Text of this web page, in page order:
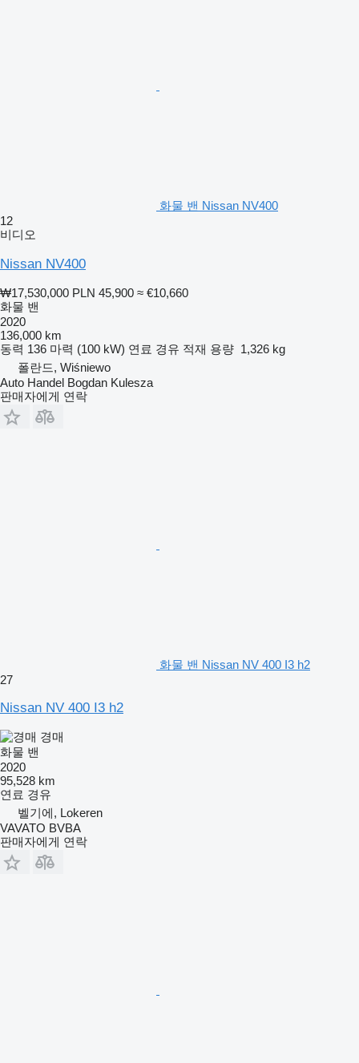
화물 밴 Nissan NV400
12
비디오
Nissan NV400
₩17,530,000 PLN 45,900 ≈ €10,660
화물 밴
2020
136,000 km
동력 136 마력 (100 kW) 연료 경유 적재 용량 1,326 kg
폴란드, Wiśniewo
Auto Handel Bogdan Kulesza
판매자에게 연락
화물 밴 Nissan NV 400 I3 h2
27
Nissan NV 400 I3 h2
경매
화물 밴
2020
95,528 km
연료 경유
벨기에, Lokeren
VAVATO BVBA
판매자에게 연락